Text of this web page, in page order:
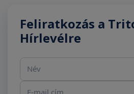
Feliratkozás a
Hírlevélre
Név
E-mail cím